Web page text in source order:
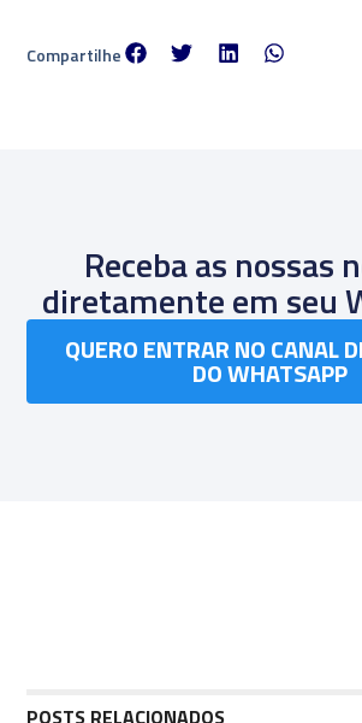
Compartilhe
Receba as nossas
diretamente em seu
QUERO ENTRAR NO CANAL
DO WHATSAPP